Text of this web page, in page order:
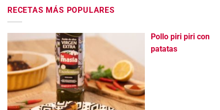
RECETAS MÁS POPULARES
Pollo piri piri con
patatas